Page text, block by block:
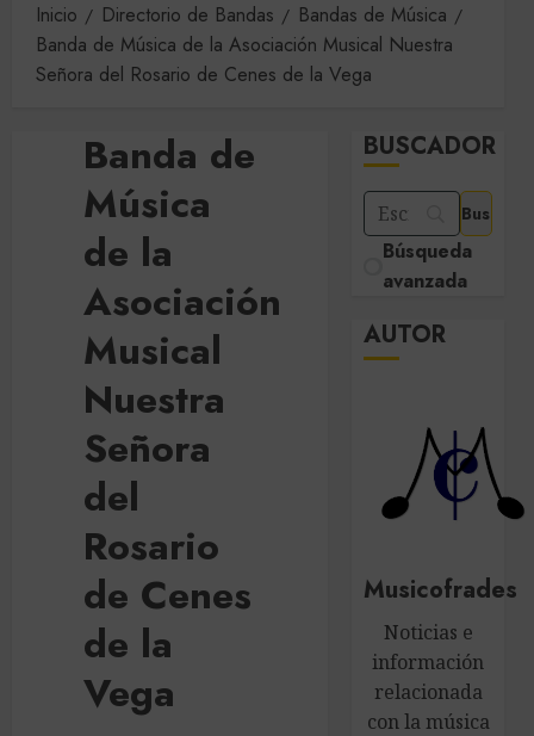
Inicio Directorio de Bandas
Bandas de Música
Banda de Música de la Asociación Musical Nuestra
Señora del Rosario de Cenes de la Vega
Banda de
Música
de la
Asociación
Musical
Nuestra
Señora
del
Rosario
de Cenes
de la
Vega
BUSCADOR
Búsqueda
avanzada
AUTOR
Musicofrades
Noticias e
información
relacionada
con la música